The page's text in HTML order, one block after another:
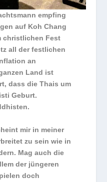
empfing
auf Koh Chang
christlichen Fest
all der festlichen
an
Land ist
dass die Thais um
Geburt.
mir in meiner
zu sein wie in
Mag auch die
der jüngeren
doch